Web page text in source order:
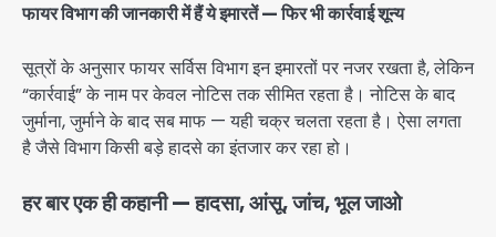
फायर विभाग की जानकारी में हैं ये इमारतें — फिर भी कार्रवाई शून्य
सूत्रों के अनुसार फायर सर्विस विभाग इन इमारतों पर नजर रखता है, लेकिन
“कार्रवाई” के नाम पर केवल नोटिस तक सीमित रहता है। नोटिस के बाद
जुर्माना, जुर्माने के बाद सब माफ — यही चक्र चलता रहता है। ऐसा लगता
है जैसे विभाग किसी बड़े हादसे का इंतजार कर रहा हो।
हर बार एक ही कहानी — हादसा, आंसू, जांच, भूल जाओ